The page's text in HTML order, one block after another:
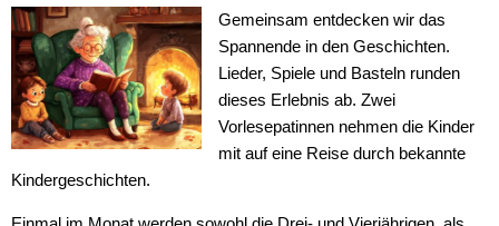
1
Gemeinsam entdecken wir das
Spannende in den Geschichten.
Lieder, Spiele und Basteln runden
dieses Erlebnis ab. Zwei
Vorlesepatinnen nehmen die Kinder
mit auf eine Reise durch bekannte
Kindergeschichten.